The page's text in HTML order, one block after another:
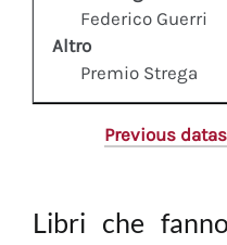
Federico Guerri
Altro
Premio Strega
Previous
Libri che